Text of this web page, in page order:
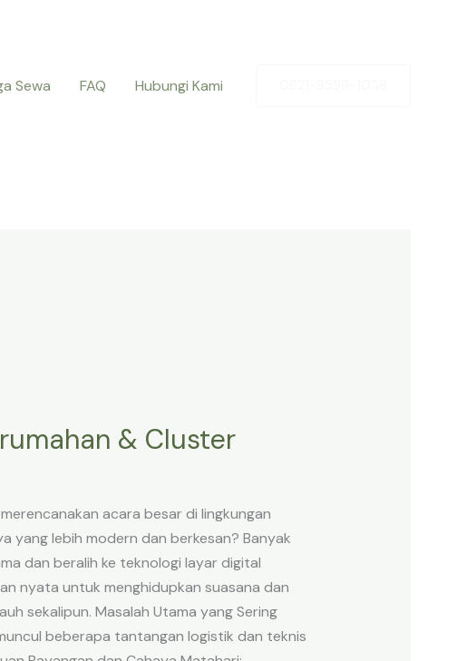
Sewa FAQ Hubungi Kami
& Cluster
acara besar di lingkungan
yang lebih modern dan berkesan? Banyak
dan beralih ke teknologi layar digital
nyata untuk menghidupkan suasana dan
sekalipun. Masalah Utama yang Sering
beberapa tantangan logistik dan teknis